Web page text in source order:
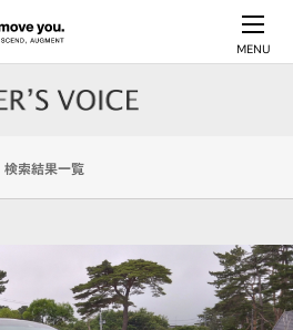
MENU
検索結果一覧